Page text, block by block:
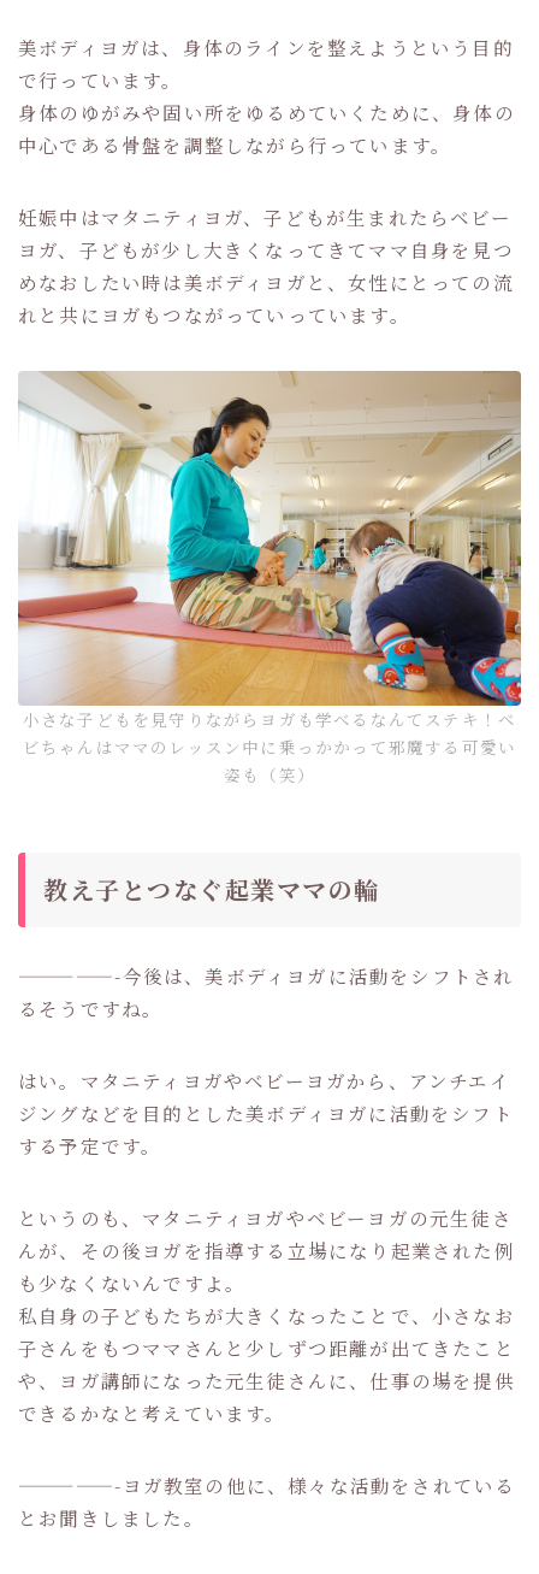
美ボディヨガは、身体のラインを整えようという目的
で行っています。
身体のゆがみや固い所をゆるめていくために、身体の
中心である骨盤を調整しながら行っています。
妊娠中はマタニティヨガ、子どもが生まれたらベビー
ヨガ、子どもが少し大きくなってきてママ自身を見つ
めなおしたい時は美ボディヨガと、女性にとっての流
れと共にヨガもつながっていっています。
小さな子どもを見守りながらヨガも学べるなんてステキ！ベ
ビちゃんはママのレッスン中に乗っかかって邪魔する可愛い
姿も（笑）
教え子とつなぐ起業ママの輪
—————-今後は、美ボディヨガに活動をシフトされ
るそうですね。
はい。マタニティヨガやベビーヨガから、アンチエイ
ジングなどを目的とした美ボディヨガに活動をシフト
する予定です。
というのも、マタニティヨガやベビーヨガの元生徒さ
んが、その後ヨガを指導する立場になり起業された例
も少なくないんですよ。
私自身の子どもたちが大きくなったことで、小さなお
子さんをもつママさんと少しずつ距離が出てきたこと
や、ヨガ講師になった元生徒さんに、仕事の場を提供
できるかなと考えています。
—————-ヨガ教室の他に、様々な活動をされている
とお聞きしました。